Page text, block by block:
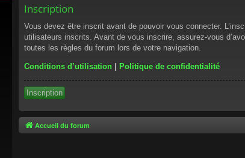
Inscription
Vous devez être inscrit avant de pouvoir vous connecter.
utilisateurs inscrits. Avant de vous inscrire, assurez-vous
toutes les règles du forum lors de votre navigation.
Conditions d’utilisation | Politique de confidentialité
Inscription
Accueil du forum